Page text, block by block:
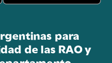
para
de las RAO y